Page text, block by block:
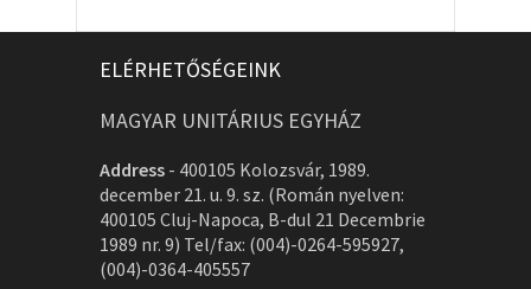
ELÉRHETŐSÉGEINK
MAGYAR UNITÁRIUS EGYHÁZ
Address - 400105 Kolozsvár, 1989.
december 21. u. 9. sz. (Román nyelven:
400105 Cluj-Napoca, B-dul 21 Decembrie
1989 nr. 9) Tel/fax: (004)-0264-595927,
(004)-0364-405557